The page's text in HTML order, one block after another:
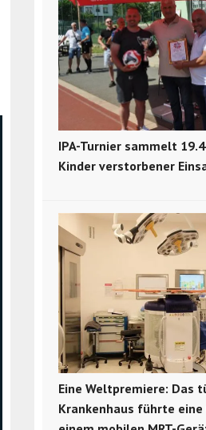
IPA-Turnier sammelt
Kinder verstorbener
Eine Weltpremiere: Das
Krankenhaus führte